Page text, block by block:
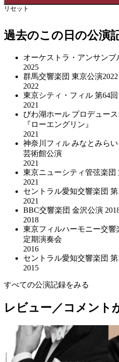
リセット
過去のこの日の公演
オーケストラ・アンサンブ
2025
群馬交響楽団 東京公演2022
2022
東京シティ・フィル 第64
2021
びわ湖ホール プロデュー
『ローエングリン』
2021
神奈川フィル みなとみら
芸術館公演
2021
東京ニューシティ管弦楽団
2021
セントラル愛知交響楽団
2021
BBC交響楽団 金沢公演
2018
東京フィルハーモニー交響
定期演奏会
2016
セントラル愛知交響楽団
2015
すべての公演記録をみる
レビュー／コメント